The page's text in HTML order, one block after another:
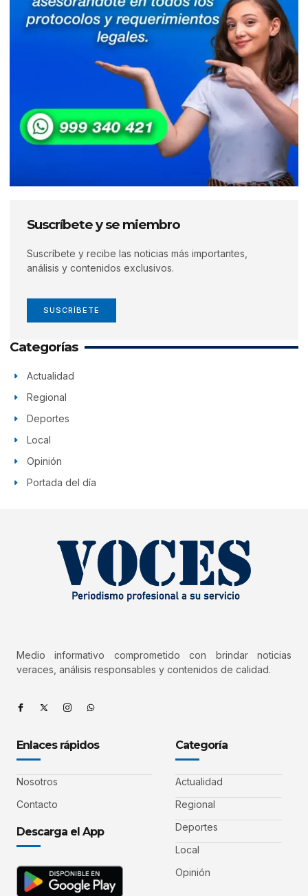
Suscríbete y se miembro
Suscríbete y recibe las noticias más importantes,
análisis y contenidos exclusivos.
SUSCRÍBETE
Categorías
Actualidad
Regional
Deportes
Local
Opinión
Portada del día
Medio informativo comprometido con brindar noticias
veraces, análisis responsables y contenidos de calidad.
Enlaces rápidos
Nosotros
Contacto
Descarga el App
Categoría
Actualidad
Regional
Deportes
Local
Opinión